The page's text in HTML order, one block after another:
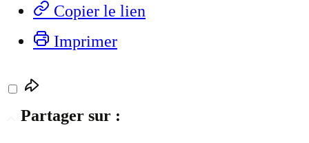
Copier le lien
Imprimer
Partager sur :